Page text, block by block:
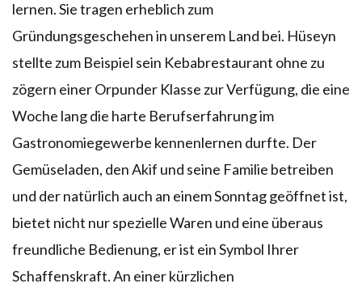
lernen. Sie tragen erheblich zum
Gründungsgeschehen in unserem Land bei. Hüseyn
stellte zum Beispiel sein Kebabrestaurant ohne zu
zögern einer Orpunder Klasse zur Verfügung, die eine
Woche lang die harte Berufserfahrung im
Gastronomiegewerbe kennenlernen durfte. Der
Gemüseladen, den Akif und seine Familie betreiben
und der natürlich auch an einem Sonntag geöffnet ist,
bietet nicht nur spezielle Waren und eine überaus
freundliche Bedienung, er ist ein Symbol Ihrer
Schaffenskraft. An einer kürzlichen